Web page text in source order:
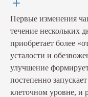
Первые изменения
течение нескольких
приобретает более
усталости и
улучшение
постепенно
клеточном уровне, и